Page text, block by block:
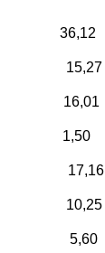
36,12
15,27
1,50